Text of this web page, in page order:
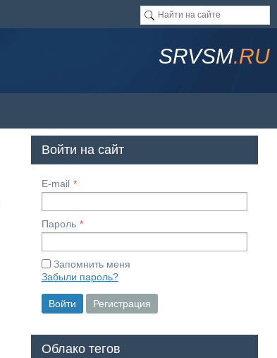
SRVSM.RU
Войти на сайт
E-mail
Пароль
Запомнить меня
Забыли пароль?
Войти Регистрация
Облако тегов